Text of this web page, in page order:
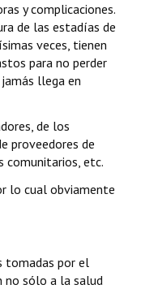
y complicaciones.
de las estadías de
veces, tienen
para no perder
llega en
de los
proveedores de
comunitarios, etc.
lo cual obviamente
tomadas por el
no sólo a la salud